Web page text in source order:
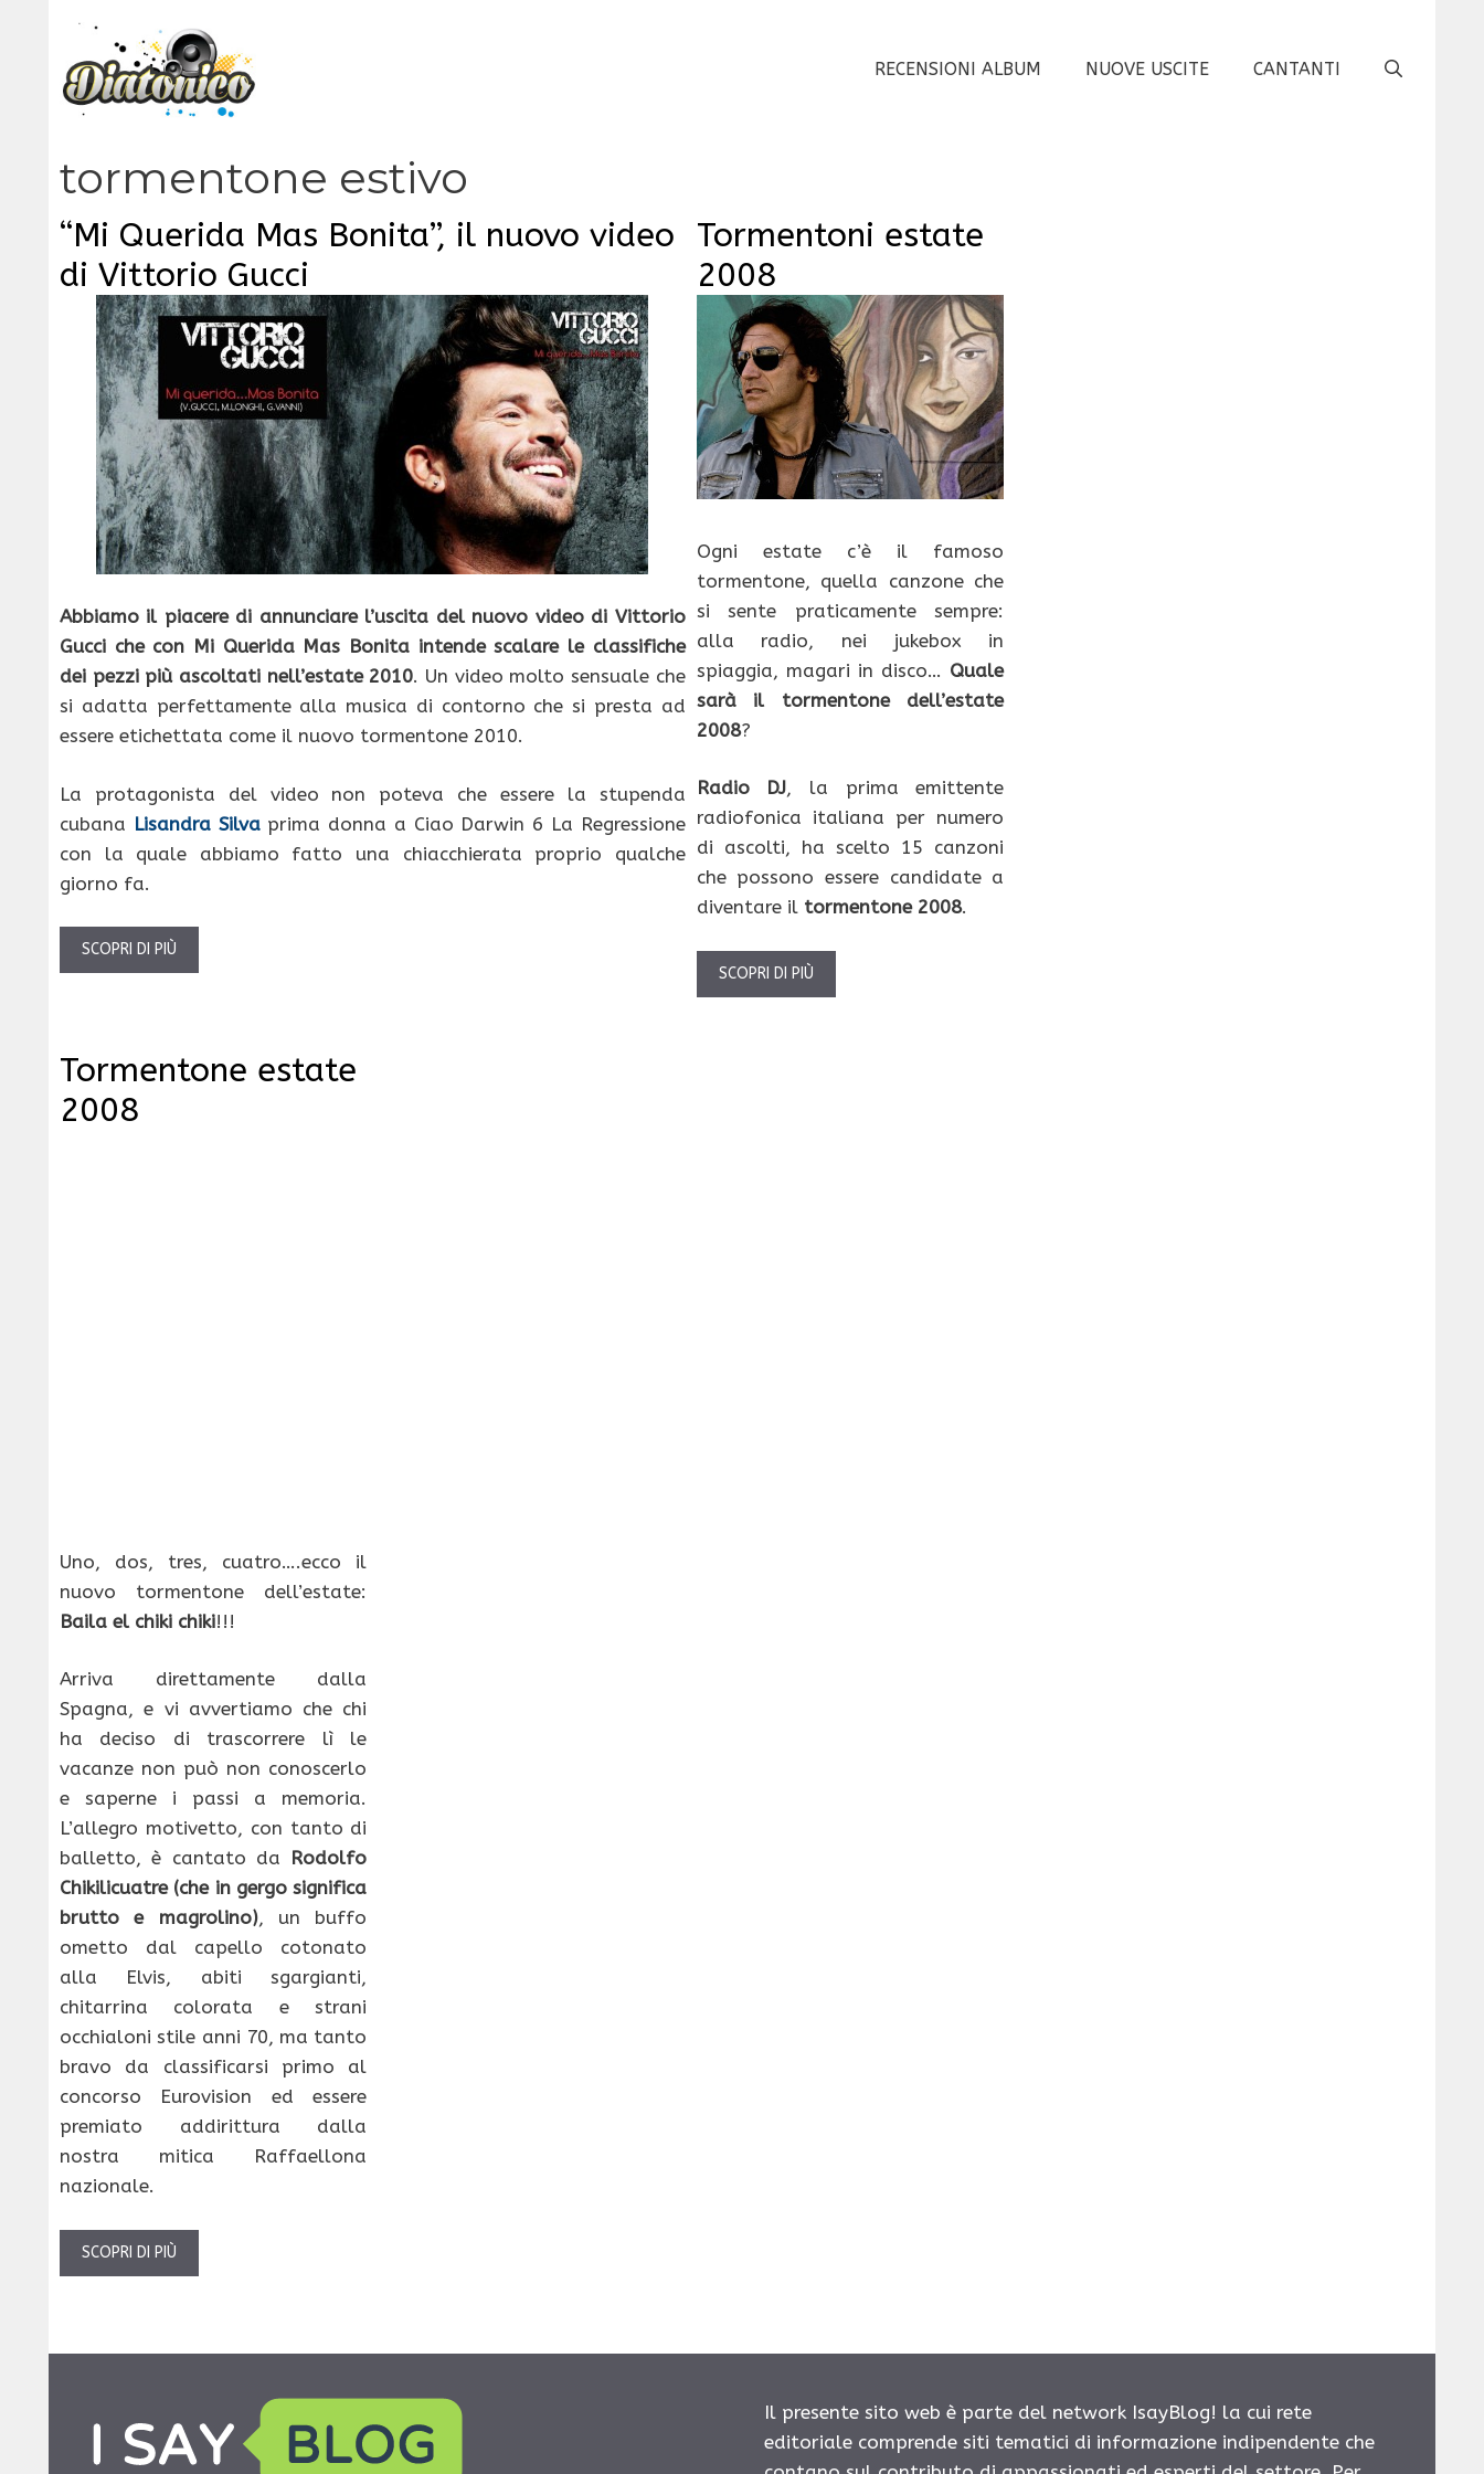
contenuto
RECENSIONI ALBUM NUOVE USCITE CANTANTI
tormentone estivo
“Mi Querida Mas Bonita”, il nuovo video
di Vittorio Gucci
Abbiamo il piacere di annunciare l’uscita del nuovo video di Vittorio
Gucci che con Mi Querida Mas Bonita intende scalare le classifiche
dei pezzi più ascoltati nell’estate 2010. Un video molto sensuale che
si adatta perfettamente alla musica di contorno che si presta ad
essere etichettata come il nuovo tormentone 2010.
La protagonista del video non poteva che essere la stupenda
cubana Lisandra Silvaprima donna a Ciao Darwin 6 La Regressione
con la quale abbiamo fatto una chiacchierata proprio qualche
giorno fa.
SCOPRI DI PIÙ
Tormentoni estate
2008
Ogni estate c’è il famoso
tormentone, quella canzone che
si sente praticamente sempre:
alla radio, nei jukebox in
spiaggia, magari in disco… Quale
sarà il tormentone dell’estate
2008?
Radio DJ, la prima emittente
radiofonica italiana per numero
di ascolti, ha scelto 15 canzoni
che possono essere candidate a
diventare il tormentone 2008.
SCOPRI DI PIÙ
Tormentone estate
2008
Uno, dos, tres, cuatro….ecco il
nuovo tormentone dell’estate:
Baila el chiki chiki!!!
Arriva direttamente dalla
Spagna, e vi avvertiamo che chi
ha deciso di trascorrere lì le
vacanze non può non conoscerlo
e saperne i passi a memoria.
L’allegro motivetto, con tanto di
balletto, è cantato da Rodolfo
Chikilicuatre (che in gergo significa
brutto e magrolino), un buffo
ometto dal capello cotonato
alla Elvis, abiti sgargianti,
chitarrina colorata e strani
occhialoni stile anni 70, ma tanto
bravo da classificarsi primo al
concorso Eurovision ed essere
premiato addirittura dalla
nostra mitica Raffaellona
nazionale.
SCOPRI DI PIÙ
Il presente sito web è parte del network IsayBlog! la cui rete
editoriale comprende siti tematici di informazione indipendente che